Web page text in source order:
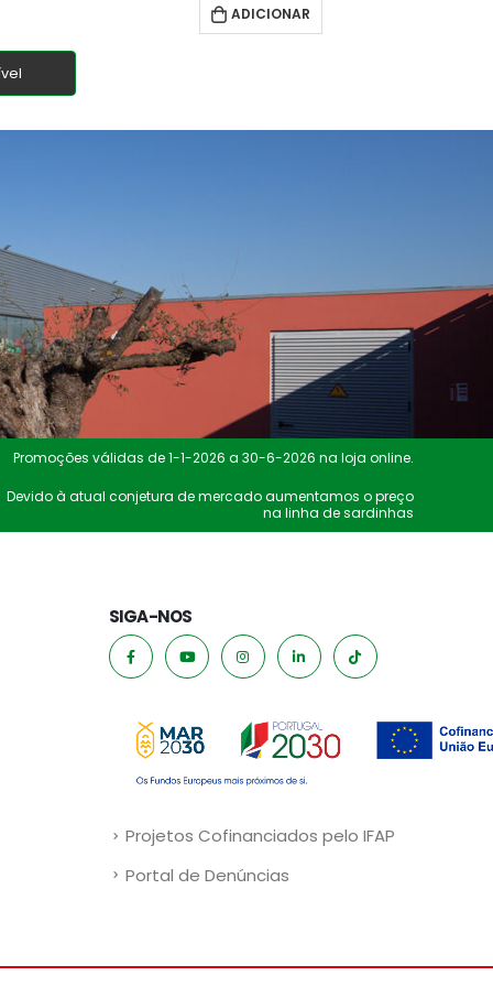
ADICIONAR
Promoções válidas de 1-1-2026 a 30-6-2026 na loja online.
Devido à atual conjetura de mercado aumentamos o preço
na linha de sardinhas
SIGA-NOS
Projetos Cofinanciados pelo IFAP
Portal de Denúncias